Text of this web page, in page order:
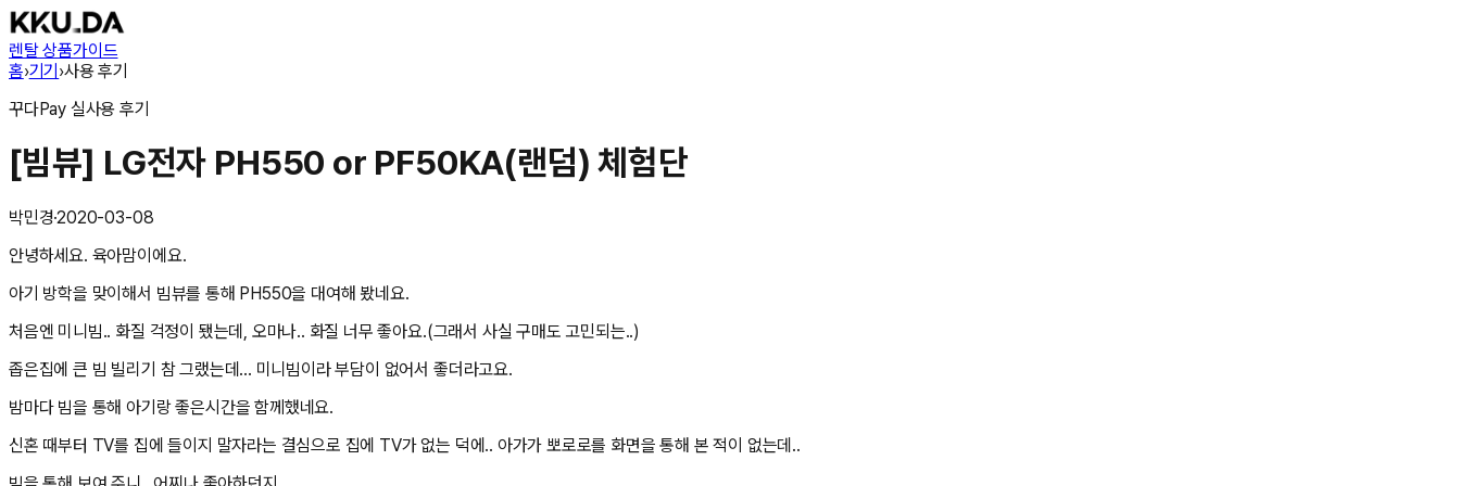
렌탈 상품가이드
홈›기기›사용 후기
꾸다Pay 실사용 후기
[빔뷰] LG전자 PH550 or PF50KA(랜덤) 체험단
박민경·2020-03-08
안녕하세요. 육아맘이에요.
아기 방학을 맞이해서 빔뷰를 통해 PH550을 대여해 봤네요.
처음엔 미니빔.. 화질 걱정이 됐는데, 오마나.. 화질 너무 좋아요.(그래서 사실 구매도 고민되는..)
좁은집에 큰 빔 빌리기 참 그랬는데... 미니빔이라 부담이 없어서 좋더라고요.
밤마다 빔을 통해 아기랑 좋은시간을 함께했네요.
신혼 때부터 TV를 집에 들이지 말자라는 결심으로 집에 TV가 없는 덕에.. 아가가 뽀로로를 화면을 통해 본 적이 없는데..